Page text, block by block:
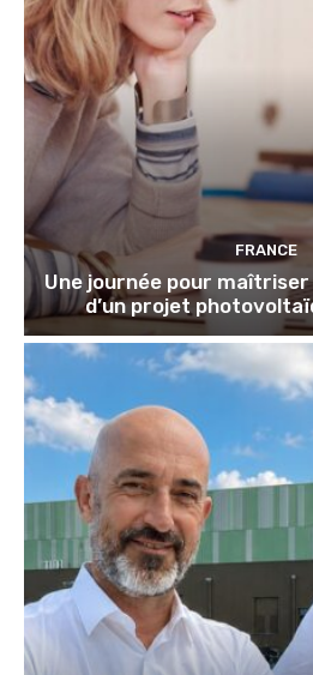
FRANCE
Une journée pour
d’un projet